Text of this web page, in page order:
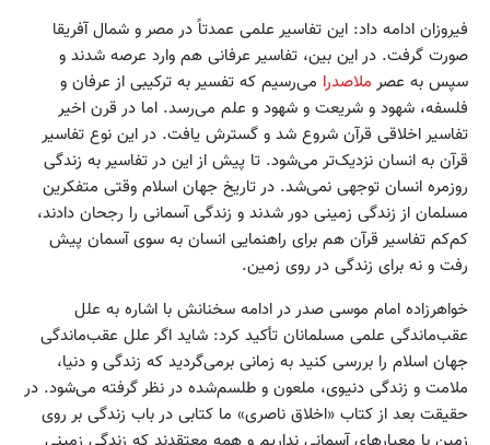
فیروزان ادامه داد: این تفاسیر علمی عمدتاً در مصر و شمال آفریقا
صورت گرفت. در این بین، تفاسیر عرفانی هم وارد عرصه شدند و
سپس به عصر ملاصدرا می‌رسیم که تفسیر به ترکیبی از عرفان و
فلسفه، شهود و شریعت و شهود و علم می‌رسد. اما در قرن اخیر
تفاسیر اخلاقی قرآن شروع شد و گسترش یافت. در این نوع تفاسیر
قرآن به انسان نزدیک‌تر می‌شود. تا پیش از این در تفاسیر به زندگی
روزمره انسان توجهی نمی‌شد. در تاریخ جهان اسلام وقتی متفکرین
مسلمان از زندگی زمینی دور شدند و زندگی آسمانی را رجحان دادند،
کم‌کم تفاسیر قرآن هم برای راهنمایی انسان به سوی آسمان پیش
رفت و نه برای زندگی در روی زمین.
خواهرزاده امام موسی صدر در ادامه سخنانش با اشاره به علل
عقب‌ماندگی علمی مسلمانان تأکید کرد: شاید اگر علل عقب‌ماندگی
جهان اسلام را بررسی کنید به زمانی برمی‌گردید که زندگی و دنیا،
ملامت و زندگی دنیوی، ملعون و طلسم‌شده در نظر گرفته می‌شود. در
حقیقت بعد از کتاب «اخلاق ناصری» ما کتابی در باب زندگی بر روی